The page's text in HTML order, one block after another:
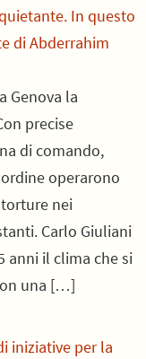
In questo
di Abderrahim
Genova la
precise
di comando,
operarono
nei
Carlo Giuliani
anni il clima che si
una […]
iniziative per la